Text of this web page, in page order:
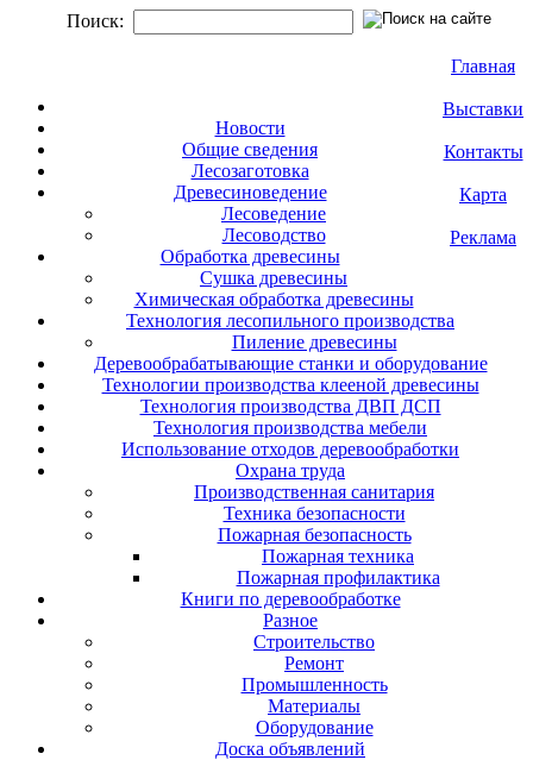
Поиск:
Главная
Выставки
Контакты
Карта
Реклама
Новости
Общие сведения
Лесозаготовка
Древесиноведение
Лесоведение
Лесоводство
Обработка древесины
Сушка древесины
Химическая обработка древесины
Технология лесопильного производства
Пиление древесины
Деревообрабатывающие станки и оборудование
Технологии производства клееной древесины
Технология производства ДВП ДСП
Технология производства мебели
Использование отходов деревообработки
Охрана труда
Производственная санитария
Техника безопасности
Пожарная безопасность
Пожарная техника
Пожарная профилактика
Книги по деревообработке
Разное
Строительство
Ремонт
Промышленность
Материалы
Оборудование
Доска объявлений